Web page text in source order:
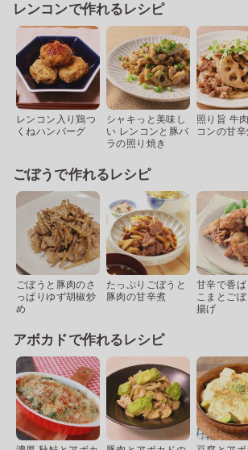
レンコンで作れるレシピ
レンコン入り鶏つ
くねハンバーグ
シャキっと美味し
い レンコンと豚バ
ラの照り焼き
照り旨 牛
コンの甘辛
ごぼうで作れるレシピ
ごぼうと豚肉のさ
っぱりゆず胡椒炒
め
たっぷりごぼうと
豚肉の甘辛煮
甘辛で香
こまとご
揚げ
アボカドで作れるレシピ